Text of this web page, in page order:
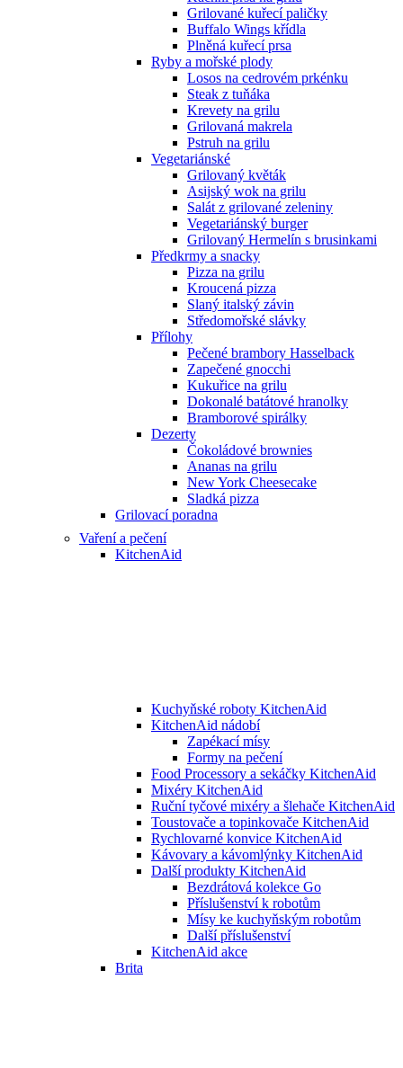
Grilované kuřecí paličky
Buffalo Wings křídla
Plněná kuřecí prsa
Ryby a mořské plody
Losos na cedrovém prkénku
Steak z tuňáka
Krevety na grilu
Grilovaná makrela
Pstruh na grilu
Vegetariánské
Grilovaný květák
Asijský wok na grilu
Salát z grilované zeleniny
Vegetariánský burger
Grilovaný Hermelín s brusinkami
Předkrmy a snacky
Pizza na grilu
Kroucená pizza
Slaný italský závin
Středomořské slávky
Přílohy
Pečené brambory Hasselback
Zapečené gnocchi
Kukuřice na grilu
Dokonalé batátové hranolky
Bramborové spirálky
Dezerty
Čokoládové brownies
Ananas na grilu
New York Cheesecake
Sladká pizza
Grilovací poradna
Vaření a pečení
KitchenAid
Kuchyňské roboty KitchenAid
KitchenAid nádobí
Zapékací mísy
Formy na pečení
Food Processory a sekáčky KitchenAid
Mixéry KitchenAid
Ruční tyčové mixéry a šlehače KitchenAid
Toustovače a topinkovače KitchenAid
Rychlovarné konvice KitchenAid
Kávovary a kávomlýnky KitchenAid
Další produkty KitchenAid
Bezdrátová kolekce Go
Příslušenství k robotům
Mísy ke kuchyňským robotům
Další příslušenství
KitchenAid akce
Brita